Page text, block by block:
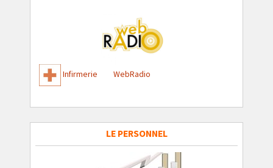
Infirmerie WebRadio
LE PERSONNEL